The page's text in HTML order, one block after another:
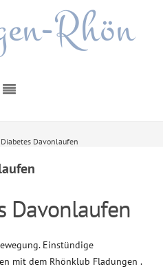
Rhön
Davonlaufen
Davonlaufen
Einstündige
mit dem Rhönklub Fladungen .